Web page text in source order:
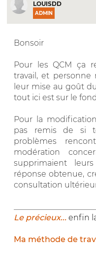
LOUISDD
ADMIN
Bonsoir
Pour les QCM ça
travail, et personne
leur mise au goût
tout ici est sur le
Pour la
pas remis de si
problèmes
modération
supprimaient
réponse obtenue,
consultation
Le précieux... enfin
Ma méthode de